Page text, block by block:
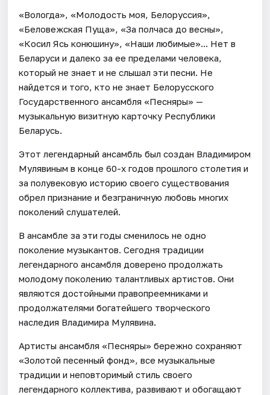
«Вологда», «Молодость моя, Белоруссия»,
«Беловежская Пуща», «За полчаса до весны»,
«Косил Ясь конюшину», «Наши любимые»... Нет в
Беларуси и далеко за ее пределами человека,
который не знает и не слышал эти песни. Не
найдется и того, кто не знает Белорусского
Государственного ансамбля «Песняры» —
музыкальную визитную карточку Республики
Беларусь.
Этот легендарный ансамбль был создан Владимиром
Мулявиным в конце 60-х годов прошлого столетия и
за полувековую историю своего существования
обрел признание и безграничную любовь многих
поколений слушателей.
В ансамбле за эти годы сменилось не одно
поколение музыкантов. Сегодня традиции
легендарного ансамбля доверено продолжать
молодому поколению талантливых артистов. Они
являются достойными правопреемниками и
продолжателями богатейшего творческого
наследия Владимира Мулявина.
Артисты ансамбля «Песняры» бережно сохраняют
«Золотой песенный фонд», все музыкальные
традиции и неповторимый стиль своего
легендарного коллектива, развивают и обогащают